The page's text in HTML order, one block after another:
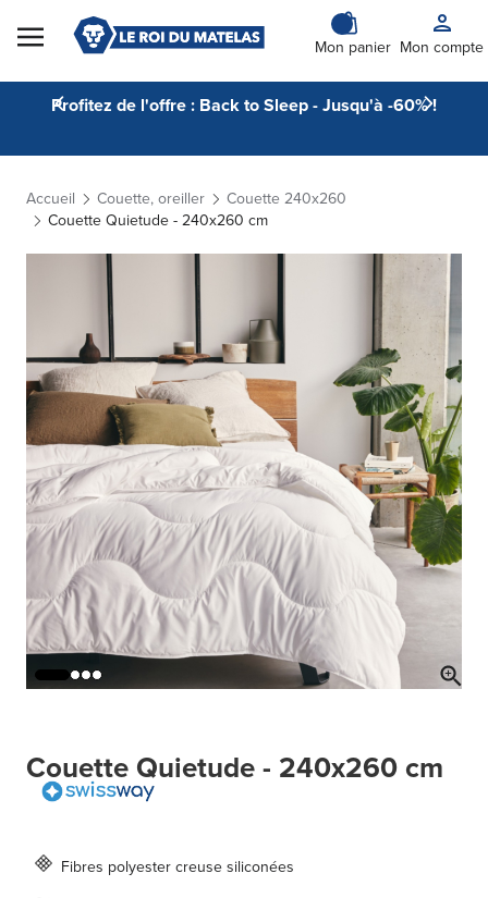
Skip to Content
Mon panier Mon compte
Profitez de l'offre : Back to Sleep - Jusqu'à -60% !
Accueil Couette, oreiller
Couette 240x260
Couette Quietude - 240x260 cm
Couette Quietude - 240x260 cm
Fibres polyester creuse siliconées